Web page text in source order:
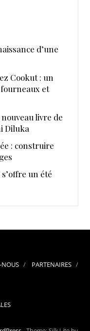
d’une
Cookut : un
et
livre de
Diluka
: construire
un été
NOUS PARTENAIRES